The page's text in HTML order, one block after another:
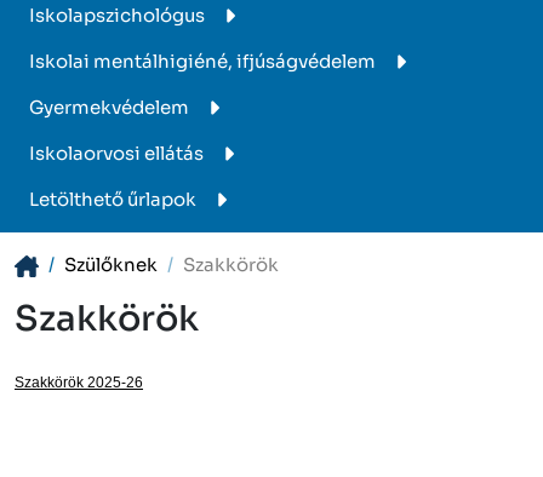
Iskolapszichológus
Iskolai mentálhigiéné, ifjúságvédelem
Gyermekvédelem
Iskolaorvosi ellátás
Letölthető űrlapok
Szülőknek Szakkörök
Szakkörök
Szakkörök 2025-26